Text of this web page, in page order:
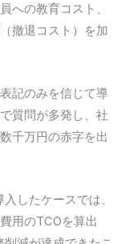
への教育コスト、
撤退コスト）を加
記のみを信じて導
質問が多発し、社
千万円の赤字を出
したケースでは、
用のTCOを算出